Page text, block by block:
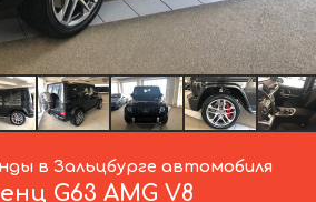
в Зальцбурге автомобиля
G63 AMG V8